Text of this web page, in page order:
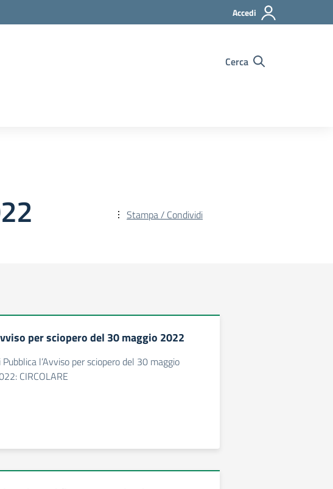
Accedi
Cerca
Stampa / Condividi
per sciopero del 30 maggio 2022
Pubblica l’Avviso per sciopero del 30 maggio
CIRCOLARE